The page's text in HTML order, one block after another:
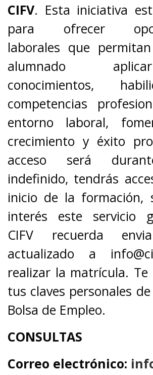
CIFV. Esta iniciativa
para ofrecer
laborales que
alumnado
conocimientos,
competencias
entorno laboral,
crecimiento y éxito
acceso será
indefinido, tendrás
inicio de la formación,
interés este servicio
CIFV recuerda
actualizado a
realizar la matrícula. Te
tus claves personales
Bolsa de Empleo.
CONSULTAS
Correo electrónico: